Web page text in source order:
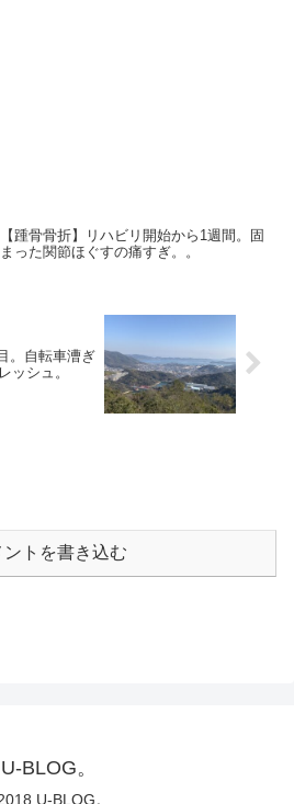
【踵骨骨折】リハビリ開始から1週間。固
まった関節ほぐすの痛すぎ。。
。自転車漕ぎ
ッシュ。
ントを書き込む
U-BLOG。
U-BLOG。.